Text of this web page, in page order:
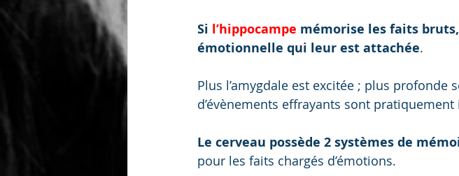
Si l’hippocampe mémorise les faits
émotionnelle qui leur est attachée.
Plus l’amygdale est excitée ; plus profonde
d’évènements effrayants sont
Le cerveau possède 2 systèmes de
pour les faits chargés d’émotions.